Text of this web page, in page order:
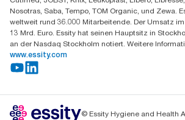
Nosotras, Saba, Tempo, TOM Organic, und Zewa.
weltweit rund 36.000 Mitarbeitende. Der Umsatz
13 Mrd. Euro. Essity hat seinen Hauptsitz in
an der Nasdaq Stockholm notiert. Weitere
www.essity.com
© Essity Hygiene and Health